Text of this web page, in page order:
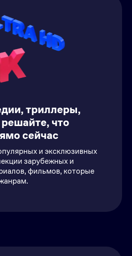
триллеры,
что
сейчас
и эксклюзивных
зарубежных и
фильмов, которые